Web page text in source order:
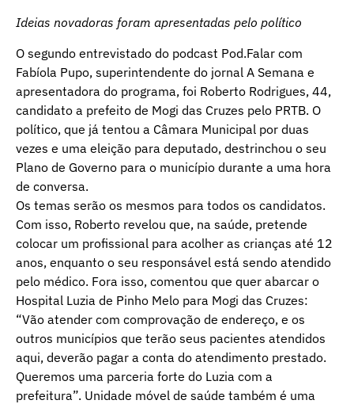
Ideias novadoras foram apresentadas pelo político
O segundo entrevistado do podcast Pod.Falar com
Fabíola Pupo, superintendente do jornal A Semana e
apresentadora do programa, foi Roberto Rodrigues, 44,
candidato a prefeito de Mogi das Cruzes pelo PRTB. O
político, que já tentou a Câmara Municipal por duas
vezes e uma eleição para deputado, destrinchou o seu
Plano de Governo para o município durante a uma hora
de conversa.
Os temas serão os mesmos para todos os candidatos.
Com isso, Roberto revelou que, na saúde, pretende
colocar um profissional para acolher as crianças até 12
anos, enquanto o seu responsável está sendo atendido
pelo médico. Fora isso, comentou que quer abarcar o
Hospital Luzia de Pinho Melo para Mogi das Cruzes:
“Vão atender com comprovação de endereço, e os
outros municípios que terão seus pacientes atendidos
aqui, deverão pagar a conta do atendimento prestado.
Queremos uma parceria forte do Luzia com a
prefeitura”. Unidade móvel de saúde também é uma